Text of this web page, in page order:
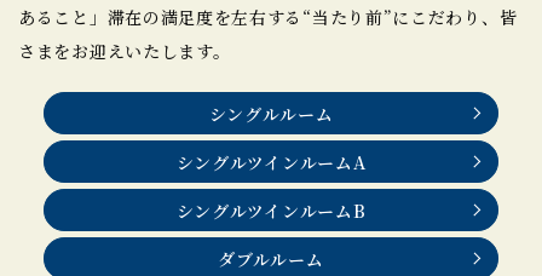
あること」 滞在の満足度を左右する“当たり前”にこだわり、皆
さまをお迎えいたします。
シングルルーム
シングルツインルームA
シングルツインルームB
ダブルルーム